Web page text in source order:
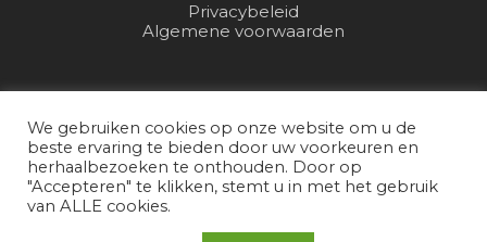
Privacybeleid
Algemene voorwaarden
Realisatie door Bjorn Bongers
Mediaproducties
We gebruiken cookies op onze website om u de
beste ervaring te bieden door uw voorkeuren en
herhaalbezoeken te onthouden. Door op
"Accepteren" te klikken, stemt u in met het gebruik
van ALLE cookies.